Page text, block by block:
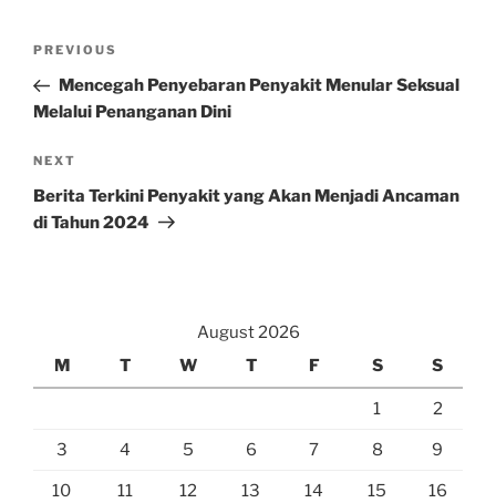
Previous
Post
PREVIOUS
Mencegah Penyebaran Penyakit Menular Seksual
Melalui Penanganan Dini
Next
Post
NEXT
Berita Terkini Penyakit yang Akan Menjadi Ancaman
di Tahun 2024
August 2026
M
T W T F S S
1 2
3 4 5 6 7 8 9
10 11 12 13 14 15 16